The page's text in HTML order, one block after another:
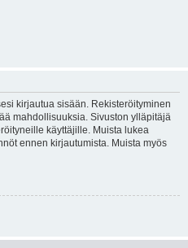
kirjautua sisään. Rekisteröityminen
mahdollisuuksia. Sivuston ylläpitäjä
käyttäjille. Muista lukea
ennen kirjautumista. Muista myös